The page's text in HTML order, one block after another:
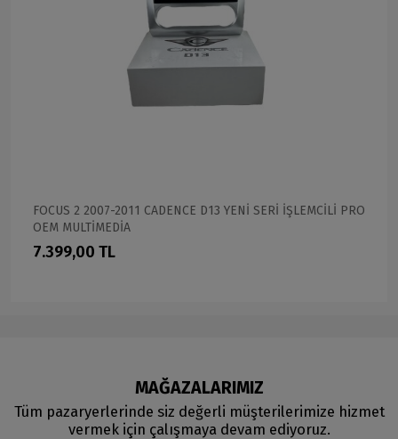
FOCUS 2 2007-2011 CADENCE D13 YENİ SERİ İŞLEMCİLİ PRO
OEM MULTİMEDİA
7.399,00 TL
MAĞAZALARIMIZ
Tüm pazaryerlerinde siz değerli müşterilerimize hizmet
vermek için çalışmaya devam ediyoruz.